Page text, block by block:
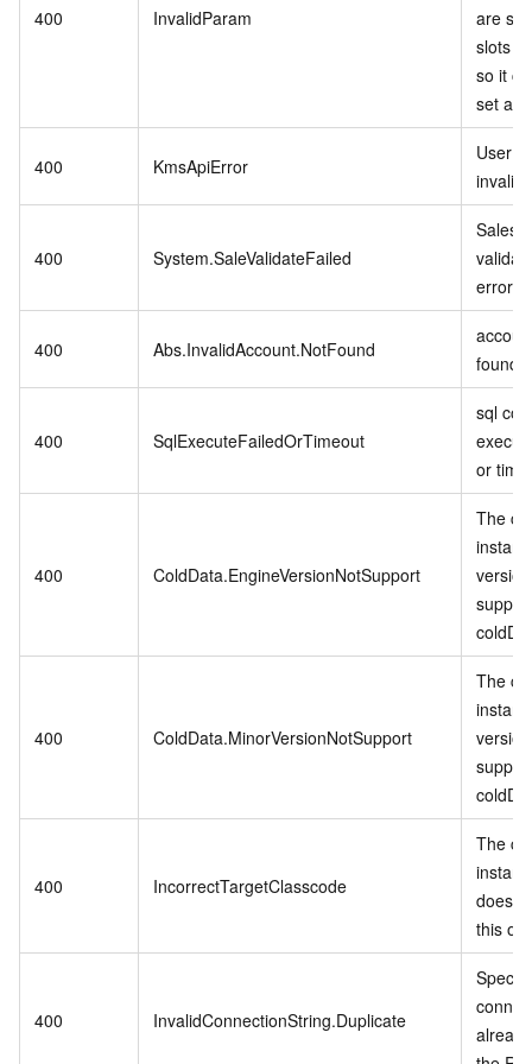
400 InvalidParam
are
slots
so it
set as
400 KmsApiError
User
invalid.
400 System.SaleValidateFailed
Sales
error.
400 Abs.InvalidAccount.NotFound
found.
400 SqlExecuteFailedOrTimeout
sql
or
400 ColdData.EngineVersionNotSupport
The
support
400 ColdData.MinorVersionNotSupport
The
support
400 IncorrectTargetClasscode
The
does
this
400 InvalidConnectionString.Duplicate